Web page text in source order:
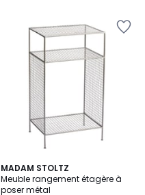
MADAM STOLTZ
Meuble rangement étagère à
poser métal
5
/
5